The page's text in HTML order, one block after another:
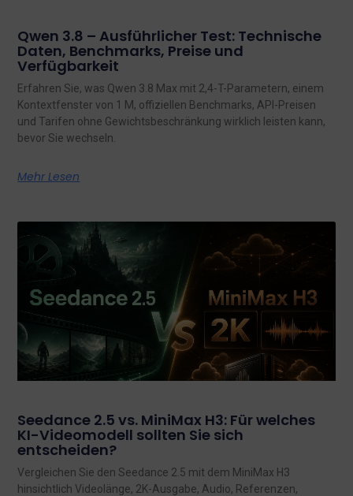
Qwen 3.8 – Ausführlicher Test: Technische
Daten, Benchmarks, Preise und
Verfügbarkeit
Erfahren Sie, was Qwen 3.8 Max mit 2,4-T-Parametern, einem
Kontextfenster von 1 M, offiziellen Benchmarks, API-Preisen
und Tarifen ohne Gewichtsbeschränkung wirklich leisten kann,
bevor Sie wechseln.
Mehr Lesen
Seedance 2.5 vs. MiniMax H3: Für welches
KI-Videomodell sollten Sie sich
entscheiden?
Vergleichen Sie den Seedance 2.5 mit dem MiniMax H3
hinsichtlich Videolänge, 2K-Ausgabe, Audio, Referenzen,